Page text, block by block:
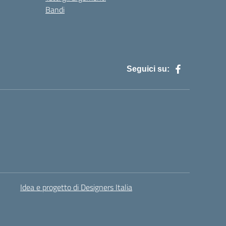
Bandi
Seguici su:
Idea e progetto di Designers Italia